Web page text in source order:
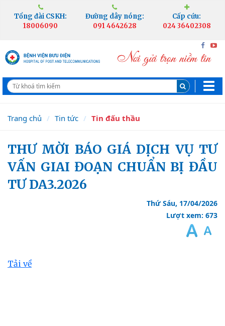
Tổng đài CSKH:
18006090
Đường dây nóng:
091 4642628
Cấp cứu:
024 36402308
Trang chủ Tin tức Tin đấu thầu
THƯ MỜI BÁO GIÁ DỊCH VỤ TƯ
VẤN GIAI ĐOẠN CHUẨN BỊ ĐẦU
TƯ DA3.2026
Thứ Sáu, 17/04/2026
Lượt xem: 673
Tải về